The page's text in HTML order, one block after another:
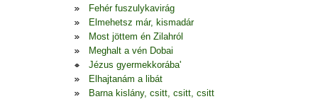
Fehér fuszulykavirág
Elmehetsz már, kismadár
Most jöttem én Zilahról
Meghalt a vén Dobai
Jézus gyermekkorába'
Elhajtanám a libát
Barna kislány, csitt, csitt, csitt